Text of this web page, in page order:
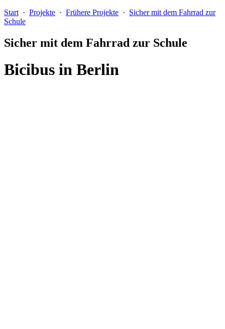
Start · Projekte · Frühere Projekte · Sicher mit dem Fahrrad zur
Schule
Sicher mit dem Fahrrad zur Schule
Bicibus in Berlin